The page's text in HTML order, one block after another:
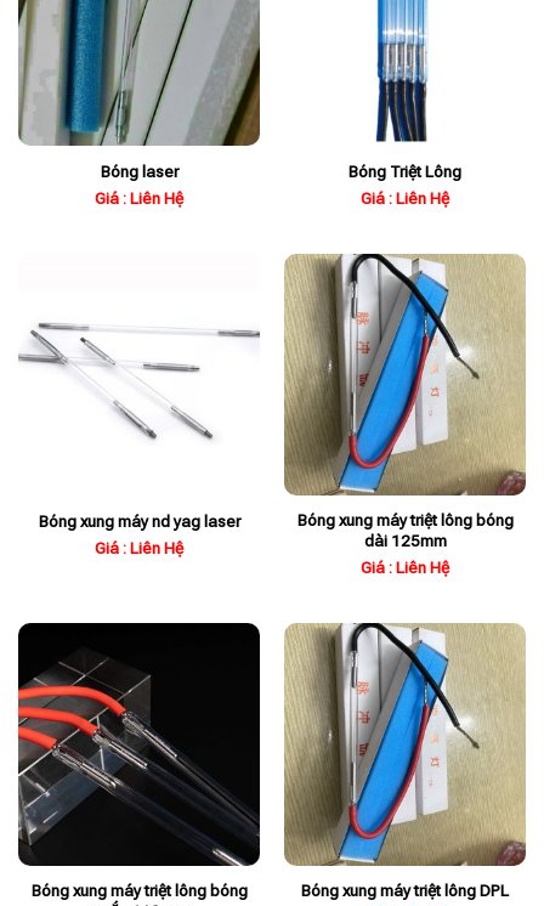
Bóng laser
Giá : Liên Hệ
Bóng Triệt Lông
Giá : Liên Hệ
Bóng xung máy nd yag laser
Giá : Liên Hệ
Bóng xung máy triệt lông bóng
dài 125mm
Giá : Liên Hệ
Bóng xung máy triệt lông bóng
Bóng xung máy triệt lông DPL